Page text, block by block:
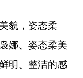
貌，姿态柔
娜、姿态柔美
明、整洁的感